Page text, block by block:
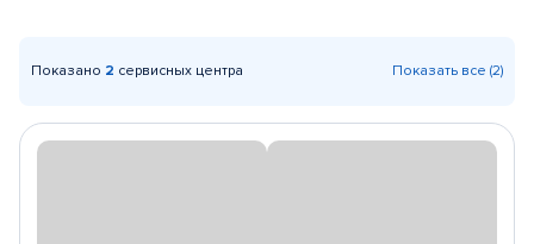
Показано 2 сервисных центра Показать все (2)